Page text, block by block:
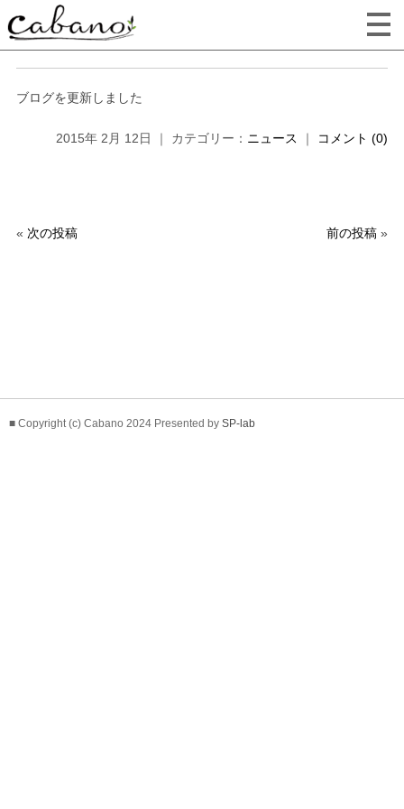
ブログを更新しました
2015年 2月 12日 ｜ カテゴリー： ニュース ｜ コメント (0)
« 次の投稿 前の投稿 »
■ Copyright (c) Cabano 2024 Presented by SP-lab